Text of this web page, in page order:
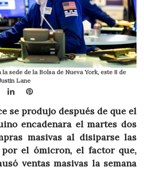
sede de la Bolsa de Nueva York, este 8 de
Lane
LinkedInPinterest
se produjo después de que el
encadenara el martes dos
masivas al disiparse las
por el ómicron, el factor que,
ventas masivas la semana